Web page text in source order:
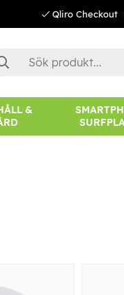
Qliro Checkout
&